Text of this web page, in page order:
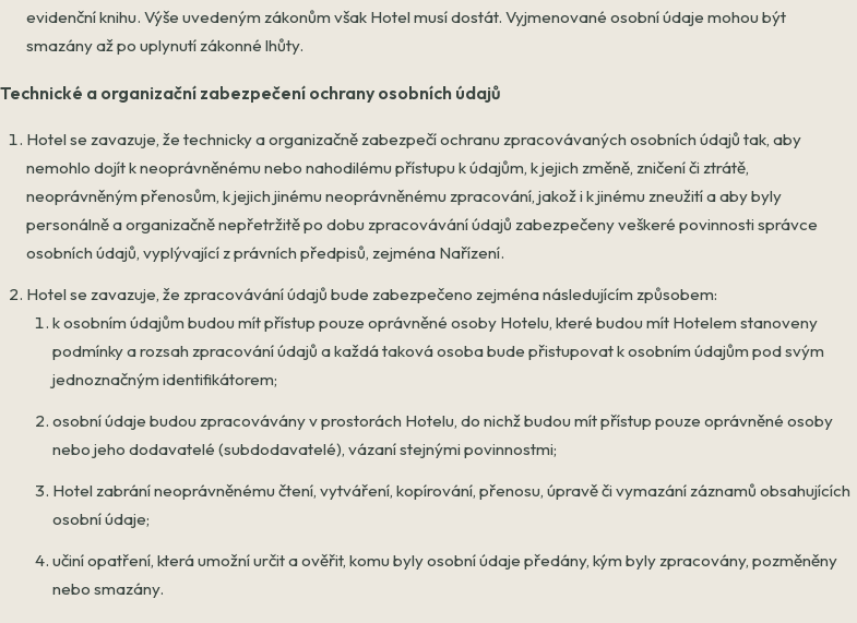
evidenční knihu. Výše uvedeným zákonům však Hotel musí dostát. Vyjmenované osobní údaje mohou být
smazány až po uplynutí zákonné lhůty.
Technické a organizační zabezpečení ochrany osobních údajů
Hotel se zavazuje, že technicky a organizačně zabezpečí ochranu zpracovávaných osobních údajů tak, aby
nemohlo dojít k neoprávněnému nebo nahodilému přístupu k údajům, k jejich změně, zničení či ztrátě,
neoprávněným přenosům, k jejich jinému neoprávněnému zpracování, jakož i k jinému zneužití a aby byly
personálně a organizačně nepřetržitě po dobu zpracovávání údajů zabezpečeny veškeré povinnosti správce
osobních údajů, vyplývající z právních předpisů, zejména Nařízení.
Hotel se zavazuje, že zpracovávání údajů bude zabezpečeno zejména následujícím způsobem:
k osobním údajům budou mít přístup pouze oprávněné osoby Hotelu, které budou mít Hotelem stanoveny
podmínky a rozsah zpracování údajů a každá taková osoba bude přistupovat k osobním údajům pod svým
jednoznačným identifikátorem;
osobní údaje budou zpracovávány v prostorách Hotelu, do nichž budou mít přístup pouze oprávněné osoby
nebo jeho dodavatelé (subdodavatelé), vázaní stejnými povinnostmi;
Hotel zabrání neoprávněnému čtení, vytváření, kopírování, přenosu, úpravě či vymazání záznamů obsahujících
osobní údaje;
učiní opatření, která umožní určit a ověřit, komu byly osobní údaje předány, kým byly zpracovány, pozměněny
nebo smazány.